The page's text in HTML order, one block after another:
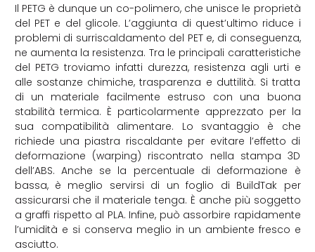
Il PETG è dunque un co-polimero, che unisce le proprietà
del PET e del glicole. L’aggiunta di quest’ultimo riduce i
problemi di surriscaldamento del PET e, di conseguenza,
ne aumenta la resistenza. Tra le principali caratteristiche
del PETG troviamo infatti durezza, resistenza agli urti e
alle sostanze chimiche, trasparenza e duttilità. Si tratta
di un materiale facilmente estruso con una buona
stabilità termica. È particolarmente apprezzato per la
sua compatibilità alimentare. Lo svantaggio è che
richiede una piastra riscaldante per evitare l’effetto di
deformazione (warping) riscontrato nella stampa 3D
dell’ABS. Anche se la percentuale di deformazione è
bassa, è meglio servirsi di un foglio di BuildTak per
assicurarsi che il materiale tenga. È anche più soggetto
a graffi rispetto al PLA. Infine, può assorbire rapidamente
l’umidità e si conserva meglio in un ambiente fresco e
asciutto.